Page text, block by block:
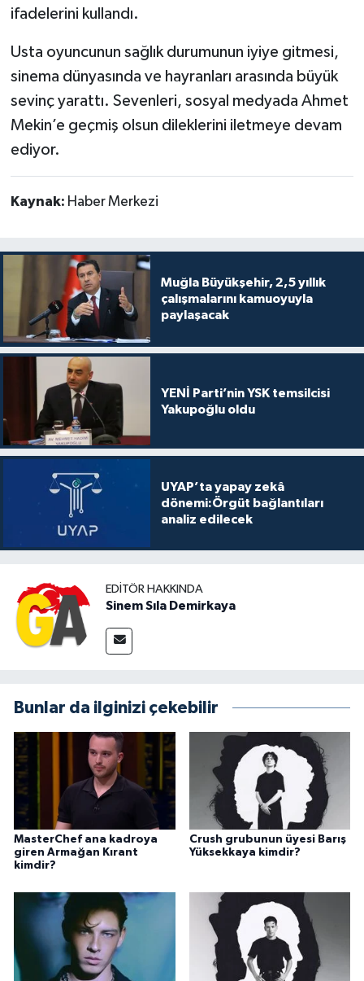
ifadelerini kullandı.
Usta oyuncunun sağlık durumunun iyiye gitmesi,
sinema dünyasında ve hayranları arasında büyük
sevinç yarattı. Sevenleri, sosyal medyada Ahmet
Mekin’e geçmiş olsun dileklerini iletmeye devam
ediyor.
Kaynak: Haber Merkezi
Muğla Büyükşehir, 2,5 yıllık
çalışmalarını kamuoyuyla
paylaşacak
YENİ Parti’nin YSK temsilcisi
Yakupoğlu oldu
UYAP’ta yapay zekâ
dönemi:Örgüt bağlantıları
analiz edilecek
EDITÖR HAKKINDA
Sinem Sıla Demirkaya
Bunlar da ilginizi çekebilir
MasterChef ana kadroya
giren Armağan Kırant
kimdir?
Crush grubunun üyesi Barış
Yüksekkaya kimdir?